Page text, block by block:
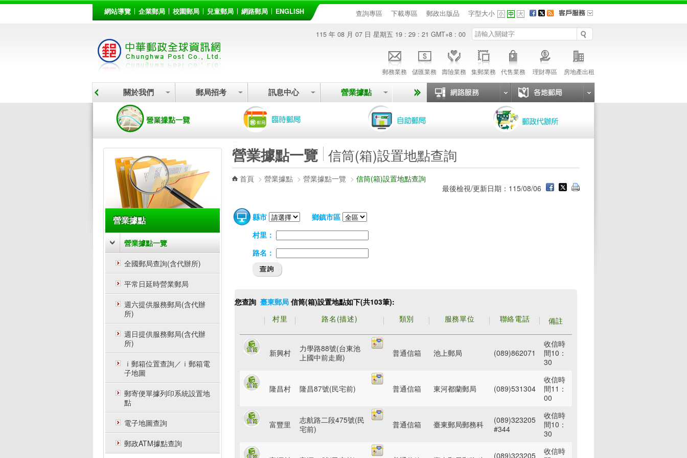
::: 網站導覽 企業郵局 校園郵局 兒童郵局 網路郵局 ENGLISH 查詢專區 下載專區 郵政出版品 字型大小
115 年 08 月 07 日 星期五 19 : 29 : 21 GMT+8 : 00
郵務業務 儲匯業務 壽險業務 集郵業務 代售業務 理財專區 房地產出租
關於我們 郵局招考 訊息中心 營業據點
營業據點
營業據點一覽
全國郵局查詢(含代辦所)
平常日延時營業郵局
週六提供服務郵局(含代辦
所)
週日提供服務郵局(含代辦
所)
ｉ郵箱位置查詢／ｉ郵箱電
子地圖
郵寄便單據列印系統設置地
點
電子地圖查詢
郵政ATM據點查詢
營業據點一覽 信筒(箱)設置地點查詢
首頁 > 營業據點 > 營業據點一覽 > 信筒(箱)設置地點查詢
最後檢視/更新日期：115/08/06
縣市
鄉鎮市區
村里：
路名：
您查詢 臺東郵局 信筒(箱)設置地點如下(共103筆):
村里
路名(描述) 類別 服務單位 聯絡電話 備註
新興村
力學路88號(台東池
上國中前走廊)
普通信箱 池上郵局 (089)862071
收信時
間10：
30
隆昌村 隆昌87號(民宅前) 普通信箱 東河都蘭郵局 (089)531304
收信時
間11：
00
富豐里
志航路二段475號(民
宅前)
普通信箱 臺東郵局郵務科
(089)323205
#344
收信時
間10：
30
(089)323205
收信時